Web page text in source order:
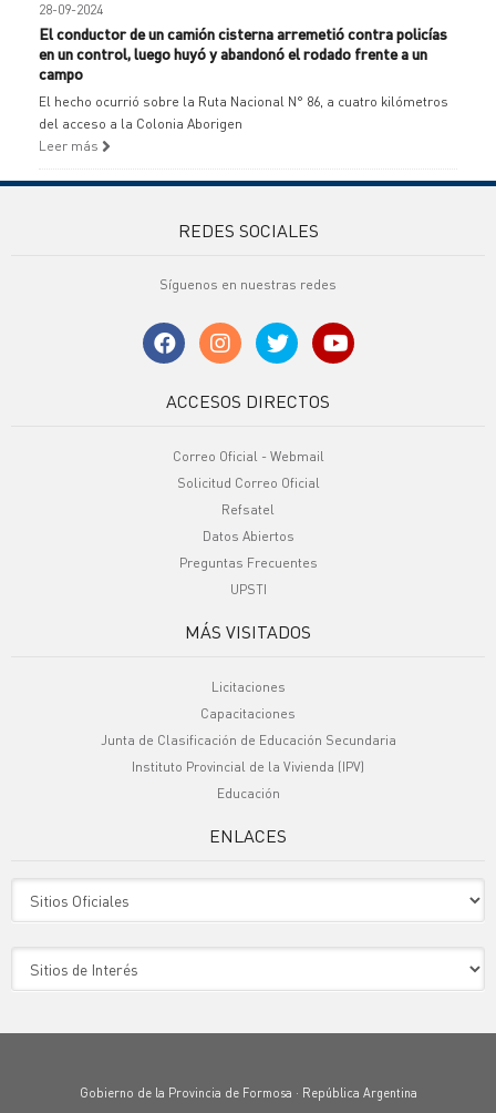
28-09-2024
El conductor de un camión cisterna arremetió contra policías
en un control, luego huyó y abandonó el rodado frente a un
campo
El hecho ocurrió sobre la Ruta Nacional N° 86, a cuatro kilómetros
del acceso a la Colonia Aborigen
Leer más
REDES SOCIALES
Síguenos en nuestras redes
ACCESOS DIRECTOS
Correo Oficial - Webmail
Solicitud Correo Oficial
Refsatel
Datos Abiertos
Preguntas Frecuentes
UPSTI
MÁS VISITADOS
Licitaciones
Capacitaciones
Junta de Clasificación de Educación Secundaria
Instituto Provincial de la Vivienda (IPV)
Educación
ENLACES
Gobierno de la Provincia de Formosa · República Argentina